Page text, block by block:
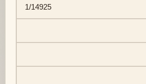
1/14925